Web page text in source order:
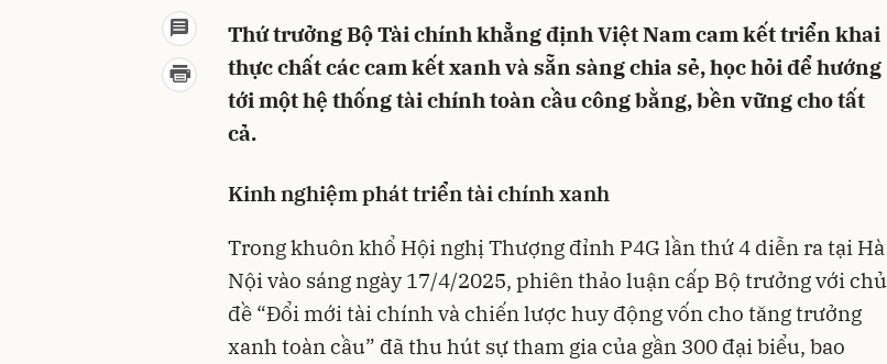
Thứ trưởng Bộ Tài chính khẳng định Việt Nam cam kết triển khai
thực chất các cam kết xanh và sẵn sàng chia sẻ, học hỏi để hướng
tới một hệ thống tài chính toàn cầu công bằng, bền vững cho tất
cả.
Kinh nghiệm phát triển tài chính xanh
Trong khuôn khổ Hội nghị Thượng đỉnh P4G lần thứ 4 diễn ra tại Hà
Nội vào sáng ngày 17/4/2025, phiên thảo luận cấp Bộ trưởng với chủ
đề “Đổi mới tài chính và chiến lược huy động vốn cho tăng trưởng
xanh toàn cầu” đã thu hút sự tham gia của gần 300 đại biểu, bao